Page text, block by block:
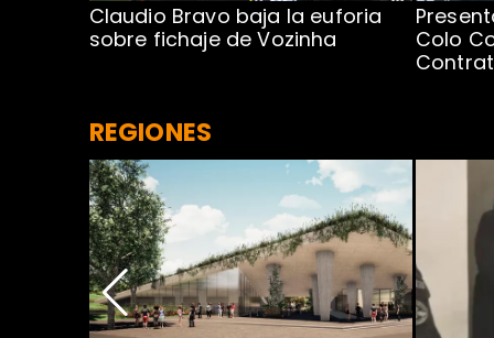
Claudio Bravo baja la euforia
sobre fichaje de Vozinha
Colo
REGIONES